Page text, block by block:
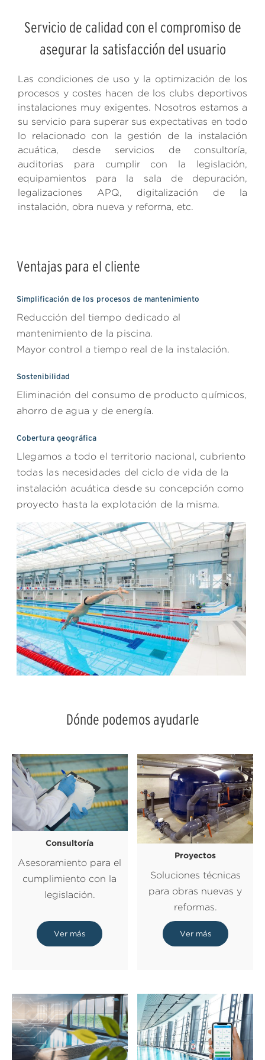
Servicio de calidad con el compromiso de
asegurar la satisfacción del usuario
Las condiciones de uso y la optimización de los
procesos y costes hacen de los clubs deportivos
instalaciones muy exigentes. Nosotros estamos a
su servicio para superar sus expectativas en todo
lo relacionado con la gestión de la instalación
acuática, desde servicios de consultoría,
auditorias para cumplir con la legislación,
equipamientos para la sala de depuración,
legalizaciones APQ, digitalización de la
instalación, obra nueva y reforma, etc.
Ventajas para el cliente
Simplificación de los procesos de mantenimiento
Reducción del tiempo dedicado al
mantenimiento de la piscina.
Mayor control a tiempo real de la instalación.
Sostenibilidad
Eliminación del consumo de producto químicos,
ahorro de agua y de energía.
Cobertura geográfica
Llegamos a todo el territorio nacional, cubriento
todas las necesidades del ciclo de vida de la
instalación acuática desde su concepción como
proyecto hasta la explotación de la misma.
Dónde podemos ayudarle
Consultoría
Asesoramiento para el
cumplimiento con la
legislación.
Ver más
Proyectos
Soluciones técnicas
para obras nuevas y
reformas.
Ver más